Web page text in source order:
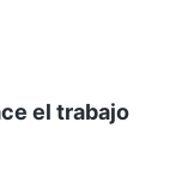
el trabajo